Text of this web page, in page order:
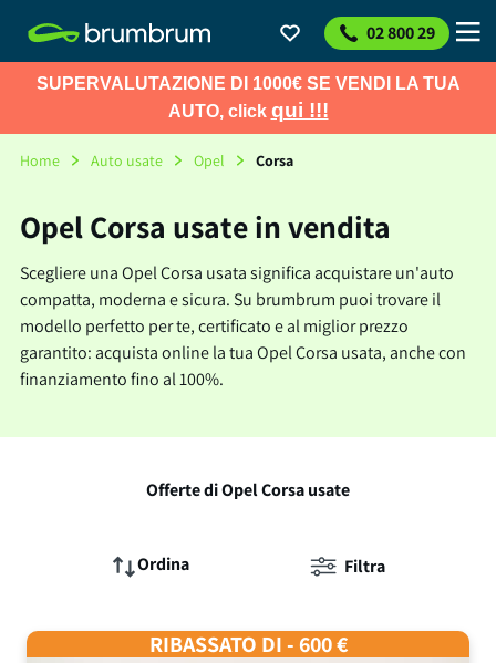
02 800 29
SUPERVALUTAZIONE DI 1000€ SE VENDI LA TUA
AUTO, click qui !!!
Home Auto usate Opel Corsa
Opel Corsa usate in vendita
Scegliere una Opel Corsa usata significa acquistare un'auto
compatta, moderna e sicura. Su brumbrum puoi trovare il
modello perfetto per te, certificato e al miglior prezzo
garantito: acquista online la tua Opel Corsa usata, anche con
finanziamento fino al 100%.
Offerte di Opel Corsa usate
Ordina Filtra
RIBASSATO DI - 600 €